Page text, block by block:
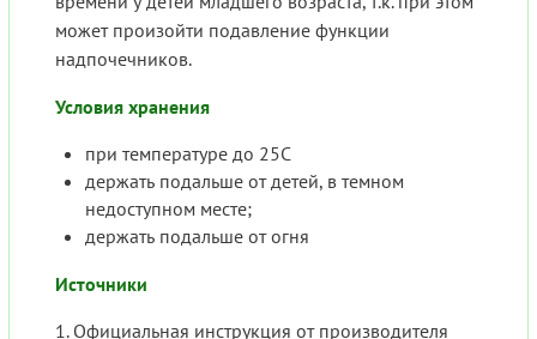
может произойти подавление функции
надпочечников.
Условия хранения
при температуре до 25С
держать подальше от детей, в темном
недоступном месте;
держать подальше от огня
Источники
Официальная инструкция от производителя